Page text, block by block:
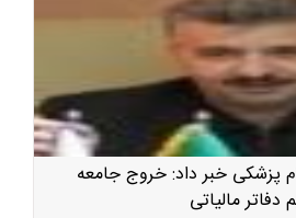
پزشکی خبر داد: خروج جامعه
مالیاتی